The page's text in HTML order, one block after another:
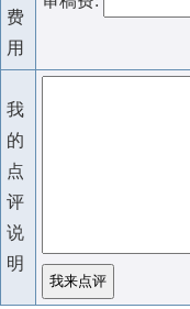
费
用
我
的
点
评
说
明